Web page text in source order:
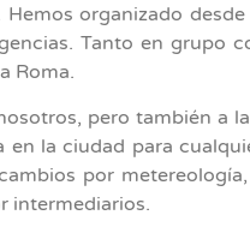
organizado
Tanto en grupo
Roma.
pero también
la ciudad para
por
intermediarios.